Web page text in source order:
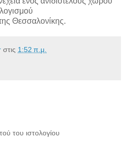
Θεσσαλονίκης.
στις 1:52 π.μ.
του ιστολογίου